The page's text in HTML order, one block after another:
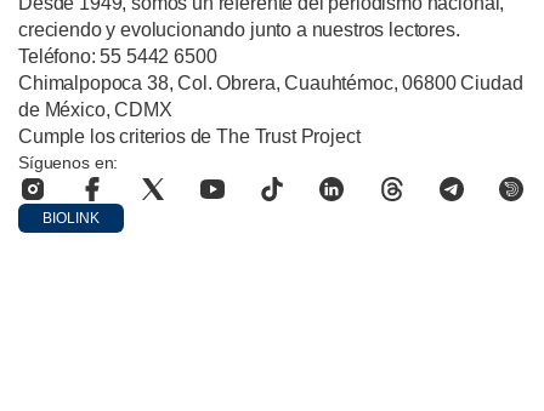
creciendo y evolucionando junto a nuestros lectores.
Teléfono: 55 5442 6500
Chimalpopoca 38, Col. Obrera, Cuauhtémoc, 06800 Ciudad
de México, CDMX
Cumple los criterios de The Trust Project
Síguenos en:
BIOLINK